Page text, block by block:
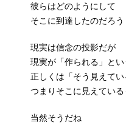
彼らはどのようにして
そこに到達したのだろう
現実は信念の投影だが
現実が「作られる」と
正しくは「そう見えて
つまりそこに見えてい
当然そうだね